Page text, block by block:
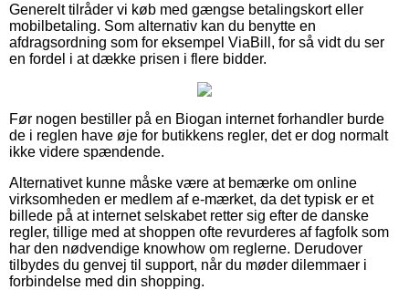
Generelt tilråder vi køb med gængse betalingskort eller
mobilbetaling. Som alternativ kan du benytte en
afdragsordning som for eksempel ViaBill, for så vidt du ser
en fordel i at dække prisen i flere bidder.
Før nogen bestiller på en Biogan internet forhandler burde
de i reglen have øje for butikkens regler, det er dog normalt
ikke videre spændende.
Alternativet kunne måske være at bemærke om online
virksomheden er medlem af e-mærket, da det typisk er et
billede på at internet selskabet retter sig efter de danske
regler, tillige med at shoppen ofte revurderes af fagfolk som
har den nødvendige knowhow om reglerne. Derudover
tilbydes du genvej til support, når du møder dilemmaer i
forbindelse med din shopping.